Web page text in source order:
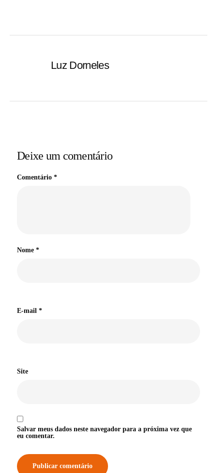
Luz Dorneles
Deixe um comentário
Comentário *
Nome *
E-mail *
Site
Salvar meus dados neste navegador para a próxima vez que
eu comentar.